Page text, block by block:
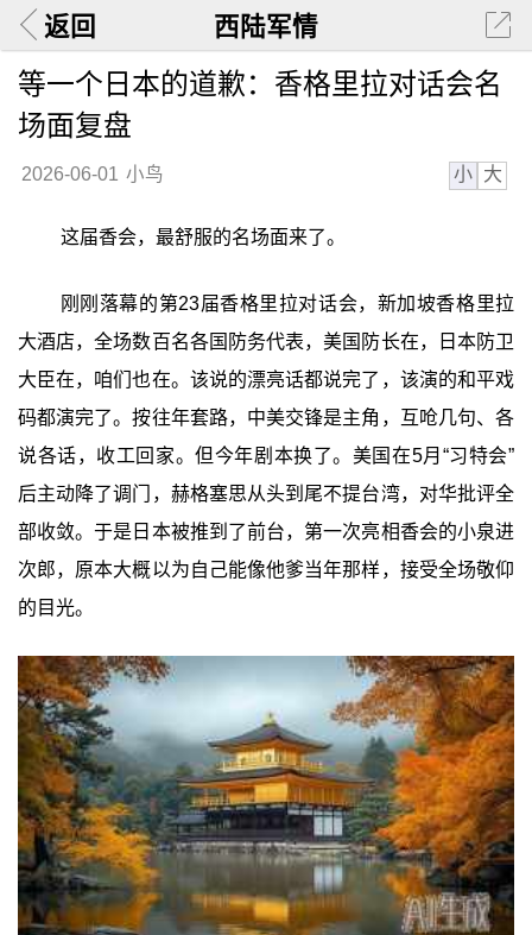
返回 西陆军情
等一个日本的道歉：香格里拉对话会名
场面复盘
2026-06-01 小鸟 小 大
这届香会，最舒服的名场面来了。
刚刚落幕的第23届香格里拉对话会，新加坡香格里拉
大酒店，全场数百名各国防务代表，美国防长在，日本防卫
大臣在，咱们也在。该说的漂亮话都说完了，该演的和平戏
码都演完了。按往年套路，中美交锋是主角，互呛几句、各
说各话，收工回家。但今年剧本换了。美国在5月“习特会”
后主动降了调门，赫格塞思从头到尾不提台湾，对华批评全
部收敛。于是日本被推到了前台，第一次亮相香会的小泉进
次郎，原本大概以为自己能像他爹当年那样，接受全场敬仰
的目光。